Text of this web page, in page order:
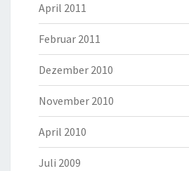
April 2011
Februar 2011
Dezember 2010
November 2010
April 2010
Juli 2009